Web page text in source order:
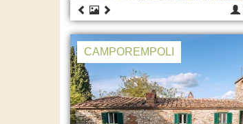
CAMPOREMPOLI